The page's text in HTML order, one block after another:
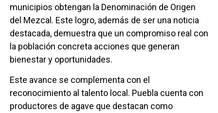
municipios obtengan la Denominación de Origen
del Mezcal. Este logro, además de ser una noticia
destacada, demuestra que un compromiso real con
la población concreta acciones que generan
bienestar y oportunidades.
Este avance se complementa con el
reconocimiento al talento local. Puebla cuenta con
productores de agave que destacan como